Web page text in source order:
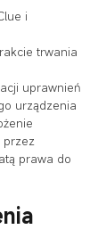
i
trwania
uprawnień
urządzenia
przez
prawa do